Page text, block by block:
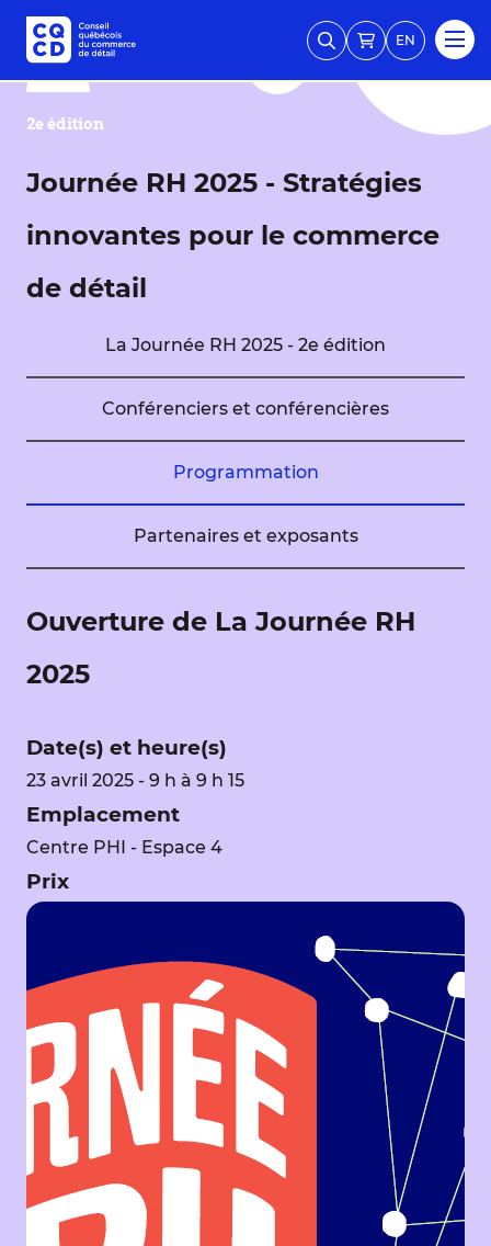
EN
2e édition
Journée RH 2025 - Stratégies
innovantes pour le commerce
de détail
La Journée RH 2025 - 2e édition
Conférenciers et conférencières
Programmation
Partenaires et exposants
Ouverture de La Journée RH
2025
Date(s) et heure(s)
23 avril 2025 - 9 h à 9 h 15
Emplacement
Centre PHI - Espace 4
Prix